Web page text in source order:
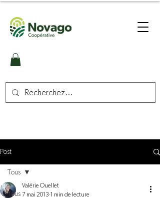
Post
Tous
Tous
Valérie Ouellet
7 mai 2013 1 min de lecture